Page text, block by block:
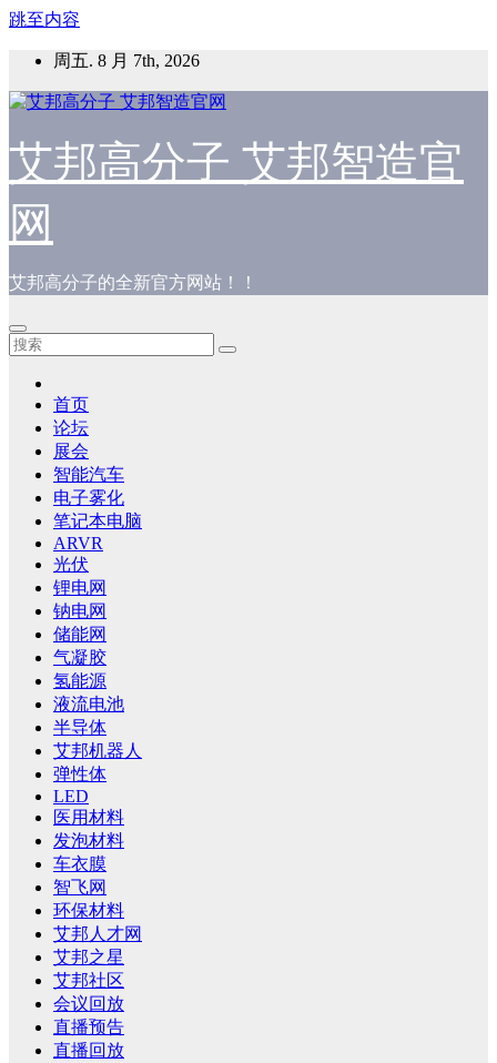
跳至内容
周五. 8 月 7th, 2026
艾邦高分子 艾邦智造官
网
艾邦高分子的全新官方网站！！
首页
论坛
展会
智能汽车
电子雾化
笔记本电脑
ARVR
光伏
锂电网
钠电网
储能网
气凝胶
氢能源
液流电池
半导体
艾邦机器人
弹性体
LED
医用材料
发泡材料
车衣膜
智飞网
环保材料
艾邦人才网
艾邦之星
艾邦社区
会议回放
直播预告
直播回放